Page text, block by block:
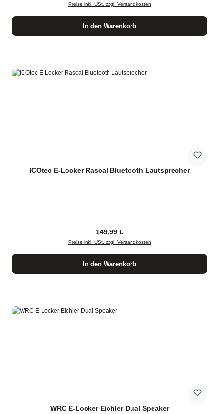
Preise inkl. USt. zzgl. Versandkosten
In den Warenkorb
ICOtec E-Locker Rascal Bluetooth Lautsprecher
Regulärer Preis:
149,99 €
Preise inkl. USt. zzgl. Versandkosten
In den Warenkorb
WRC E-Locker Eichler Dual Speaker